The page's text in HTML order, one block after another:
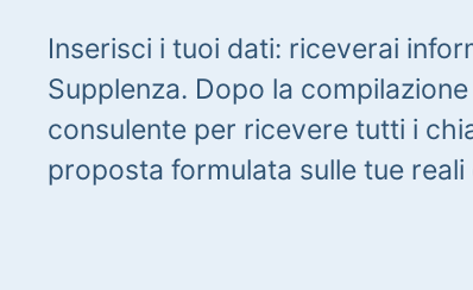
Inserisci i tuoi dati: riceverai
Supplenza. Dopo la
consulente per ricevere tutti i
proposta formulata sulle tue reali